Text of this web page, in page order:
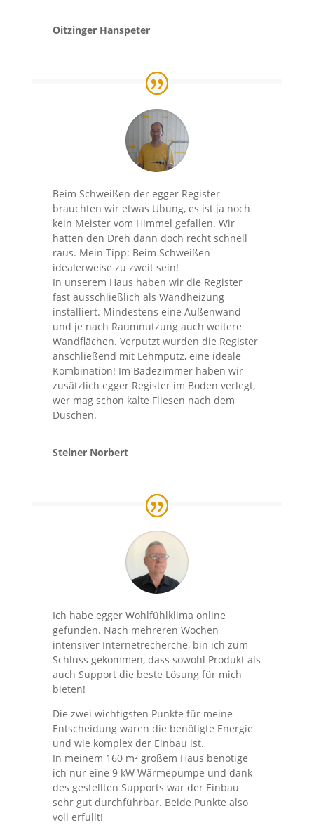
Oitzinger Hanspeter
Beim Schweißen der egger Register
brauchten wir etwas Übung, es ist ja noch
kein Meister vom Himmel gefallen. Wir
hatten den Dreh dann doch recht schnell
raus. Mein Tipp: Beim Schweißen
idealerweise zu zweit sein!
In unserem Haus haben wir die Register
fast ausschließlich als Wandheizung
installiert. Mindestens eine Außenwand
und je nach Raumnutzung auch weitere
Wandflächen. Verputzt wurden die Register
anschließend mit Lehmputz, eine ideale
Kombination! Im Badezimmer haben wir
zusätzlich egger Register im Boden verlegt,
wer mag schon kalte Fliesen nach dem
Duschen.
Steiner Norbert
Ich habe egger Wohlfühlklima online
gefunden. Nach mehreren Wochen
intensiver Internetrecherche, bin ich zum
Schluss gekommen, dass sowohl Produkt als
auch Support die beste Lösung für mich
bieten!
Die zwei wichtigsten Punkte für meine
Entscheidung waren die benötigte Energie
und wie komplex der Einbau ist.
In meinem 160 m² großem Haus benötige
ich nur eine 9 kW Wärmepumpe und dank
des gestellten Supports war der Einbau
sehr gut durchführbar. Beide Punkte also
voll erfüllt!